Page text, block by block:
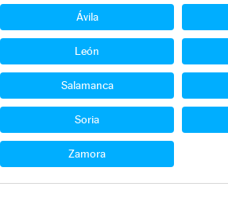
Ávila
León
Salamanca
Soria
Zamora